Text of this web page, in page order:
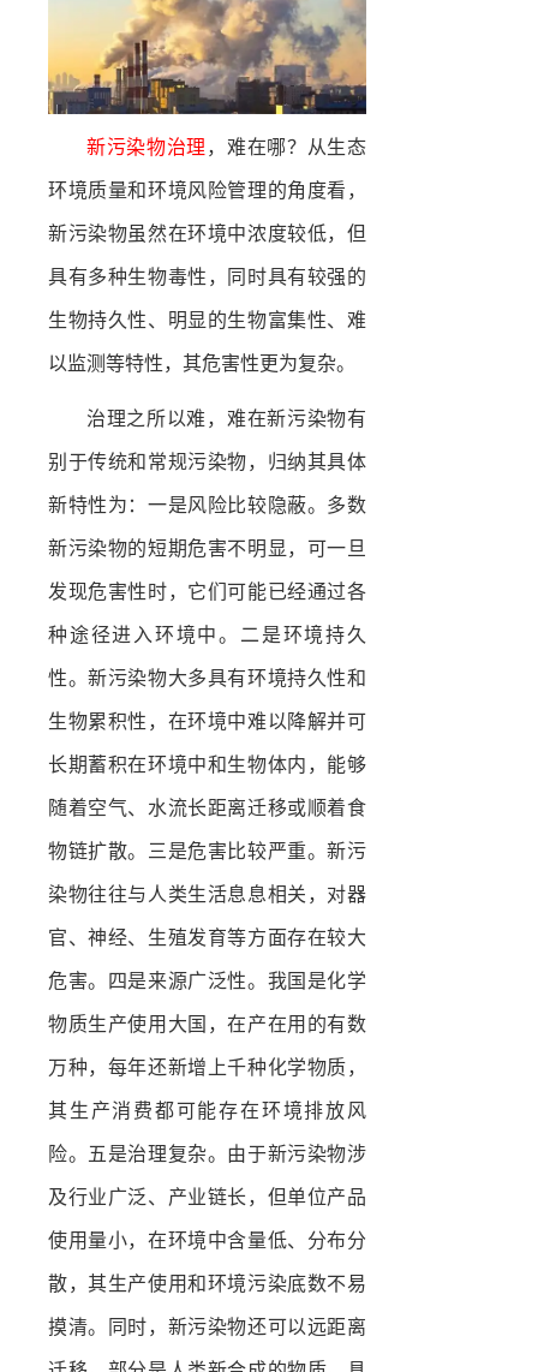
新污染物治理 ，难在哪？从生态
环境质量和环境风险管理的角度看，
新污染物虽然在环境中浓度较低，但
具有多种生物毒性，同时具有较强的
生物持久性、明显的生物富集性、难
以监测等特性，其危害性更为复杂。
治理之所以难，难在新污染物有
别于传统和常规污染物，归纳其具体
新特性为：一是风险比较隐蔽。多数
新污染物的短期危害不明显，可一旦
发现危害性时，它们可能已经通过各
种途径进入环境中。二是环境持久
性。新污染物大多具有环境持久性和
生物累积性，在环境中难以降解并可
长期蓄积在环境中和生物体内，能够
随着空气、水流长距离迁移或顺着食
物链扩散。三是危害比较严重。新污
染物往往与人类生活息息相关，对器
官、神经、生殖发育等方面存在较大
危害。四是来源广泛性。我国是化学
物质生产使用大国，在产在用的有数
万种，每年还新增上千种化学物质，
其生产消费都可能存在环境排放风
险。五是治理复杂。由于新污染物涉
及行业广泛、产业链长，但单位产品
使用量小，在环境中含量低、分布分
散，其生产使用和环境污染底数不易
摸清。同时，新污染物还可以远距离